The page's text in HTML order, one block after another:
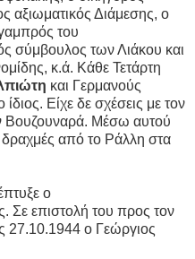
αξιωματικός Διάμεσης, ο
του
σύμβουλος των Λιάκου και
κ.ά. Κάθε Τετάρτη
και Γερμανούς
Είχε δε σχέσεις με τον
Βουζουναρά. Μέσω αυτού
από το Ράλλη στα
ο
Σε επιστολή του προς τον
27.10.1944 ο Γεώργιος